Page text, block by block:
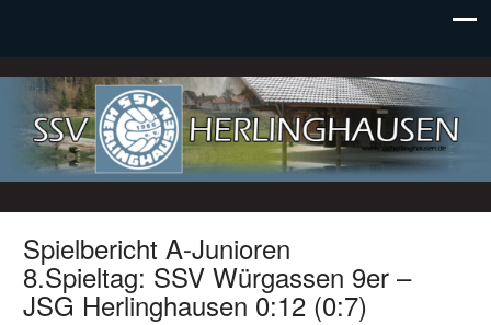
SSV Herlinghausen e. V.
Spielbericht A-Junioren
8.Spieltag: SSV Würgassen 9er –
JSG Herlinghausen 0:12 (0:7)